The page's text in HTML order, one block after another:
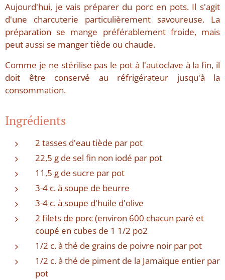
Aujourd'hui, je vais préparer du porc en pots. Il s'agit
d'une charcuterie particulièrement savoureuse. La
préparation se mange préférablement froide, mais
peut aussi se manger tiède ou chaude.
Comme je ne stérilise pas le pot à l'autoclave à la fin, il
doit être conservé au réfrigérateur jusqu'à la
consommation.
Ingrédients
2 tasses d'eau tiède par pot
22,5 g de sel fin non iodé par pot
11,5 g de sucre par pot
3-4 c. à soupe de beurre
3-4 c. à soupe d'huile d'olive
2 filets de porc (environ 600 chacun paré et
coupé en cubes de 1 1/2 po2
1/2 c. à thé de grains de poivre noir par pot
1/2 c. à thé de piment de la Jamaïque entier par
pot